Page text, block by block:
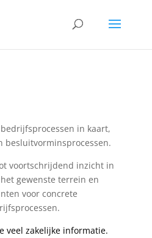
in kaart,
besluitvorminsprocessen.
voortschrijdend inzicht in
gewenste terrein en
voor concrete
veel zakelijke informatie.